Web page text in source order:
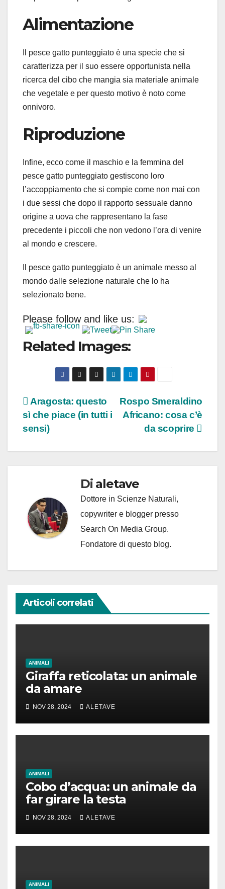
Alimentazione
Il pesce gatto punteggiato è una specie che si
caratterizza per il suo essere opportunista nella
ricerca del cibo che mangia sia materiale animale
che vegetale e per questo motivo è noto come
onnivoro.
Riproduzione
Infine, ecco come il maschio e la femmina del
pesce gatto punteggiato gestiscono loro
l’accoppiamento che si compie come non mai con
i due sessi che dopo il rapporto sessuale danno
origine a uova che rappresentano la fase
precedente i piccoli che non vedono l’ora di venire
al mondo e crescere.
Il pesce gatto punteggiato è un animale messo al
mondo dalle selezione naturale che lo ha
selezionato bene.
Please follow and like us:
Related Images:
Navigazione
articoli
Rospo Smeraldino
Africano: cosa c’è
da scoprire
Aragosta: questo
sì che piace (in tutti i
sensi)
Di aletave
Dottore in Scienze Naturali,
copywriter e blogger presso
Search On Media Group.
Fondatore di questo blog.
Articoli correlati
ANIMALI
Giraffa reticolata: un animale
da amare
NOV 28, 2024 ALETAVE
ANIMALI
Cobo d’acqua: un animale da
far girare la testa
NOV 28, 2024 ALETAVE
ANIMALI